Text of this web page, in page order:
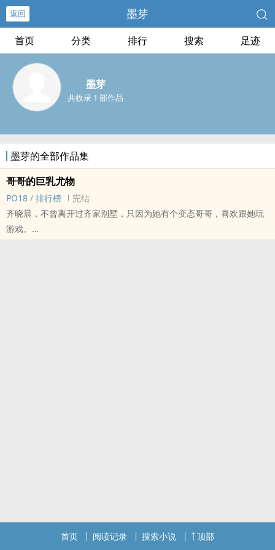
返回 墨芽
首页 分类 排行 搜索 足迹
墨芽
共收录 1 部作品
墨芽的全部作品集
哥哥的‌‍‌巨‍‎乳‍‍尤物
‎‌P‎O‎‌1‌8‌ / 排行榜
完结
齐晓晨，不曾离开过齐家别墅，只因为她有个变态哥哥，喜欢跟她玩
游戏。
首页 阅读记录 搜索小说 顶部